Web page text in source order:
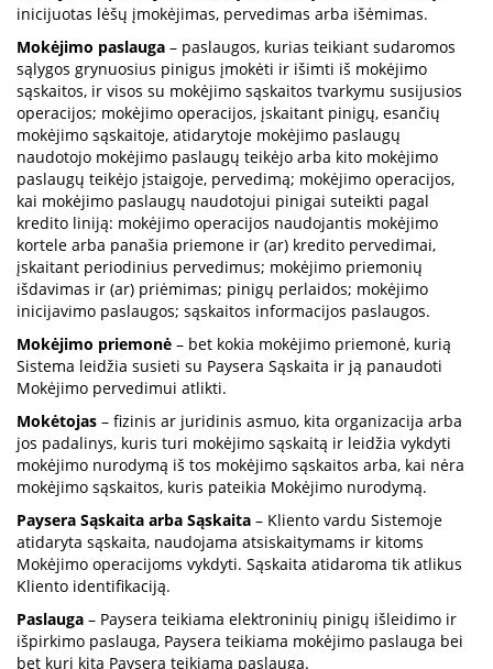
inicijuotas lėšų įmokėjimas, pervedimas arba išėmimas.
Mokėjimo paslauga – paslaugos, kurias teikiant sudaromos
sąlygos grynuosius pinigus įmokėti ir išimti iš mokėjimo
sąskaitos, ir visos su mokėjimo sąskaitos tvarkymu susijusios
operacijos; mokėjimo operacijos, įskaitant pinigų, esančių
mokėjimo sąskaitoje, atidarytoje mokėjimo paslaugų
naudotojo mokėjimo paslaugų teikėjo arba kito mokėjimo
paslaugų teikėjo įstaigoje, pervedimą; mokėjimo operacijos,
kai mokėjimo paslaugų naudotojui pinigai suteikti pagal
kredito liniją: mokėjimo operacijos naudojantis mokėjimo
kortele arba panašia priemone ir (ar) kredito pervedimai,
įskaitant periodinius pervedimus; mokėjimo priemonių
išdavimas ir (ar) priėmimas; pinigų perlaidos; mokėjimo
inicijavimo paslaugos; sąskaitos informacijos paslaugos.
Mokėjimo priemonė – bet kokia mokėjimo priemonė, kurią
Sistema leidžia susieti su Paysera Sąskaita ir ją panaudoti
Mokėjimo pervedimui atlikti.
Mokėtojas – fizinis ar juridinis asmuo, kita organizacija arba
jos padalinys, kuris turi mokėjimo sąskaitą ir leidžia vykdyti
mokėjimo nurodymą iš tos mokėjimo sąskaitos arba, kai nėra
mokėjimo sąskaitos, kuris pateikia Mokėjimo nurodymą.
Paysera Sąskaita arba Sąskaita – Kliento vardu Sistemoje
atidaryta sąskaita, naudojama atsiskaitymams ir kitoms
Mokėjimo operacijoms vykdyti. Sąskaita atidaroma tik atlikus
Kliento identifikaciją.
Paslauga – Paysera teikiama elektroninių pinigų išleidimo ir
išpirkimo paslauga, Paysera teikiama mokėjimo paslauga bei
bet kuri kita Paysera teikiama paslauga.